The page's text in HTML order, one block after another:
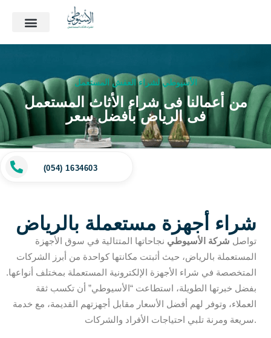
الأسيوطي لشراء العفش المستعمل
من أعمالنا فى شراء الأثاث المستعمل
فى الرياض بأفضل سعر
شراء أجهزة مستعملة بالرياض
تواصل شركة الأسيوطي نجاحاتها المتتالية في سوق الأجهزة
المستعملة بالرياض، حيث أثبتت مكانتها كواحدة من أبرز الشركات
المتخصصة في شراء الأجهزة الإلكترونية المستعملة بمختلف أنواعها.
بفضل خبرتها الطويلة، استطاعت “الأسيوطي” أن تكسب ثقة
العملاء، وتوفر لهم أفضل الأسعار مقابل أجهزتهم القديمة، مع خدمة
سريعة ومرنة تلبي احتياجات الأفراد والشركات.
(054) 1634603